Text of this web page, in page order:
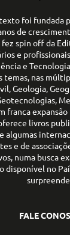
foi fundada
de
fez spin off da
e
e
temas, nas
Geologia,
franca
livros
algumas
e de
numa busca
disponível no
FALE